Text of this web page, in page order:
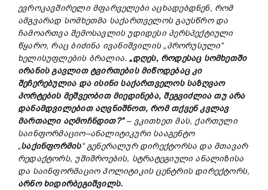
ევროკავშირელი მფარველები აცხადებდნენ, რომ
ამგვარად სომხეთმა საქართველოს გაუსწრო და
ჩამოართვა შემოსავლის უდიდესი პერსპექტიული
წყარო, რაც ბიძინა ივანიშვილის „პრორუსული“
ხელისუფლების ბრალია. „დღეს, როდესაც სომხეთში
ირანის გავლით ტვირთების მიწოდებაც კი
შეჩერებულია და ისინი საქართველოს საზღვაო
პორტების მეშვეობით მიედინება, შეგვიძლია თუ არა
დანამდვილებით აღვნიშნოთ, რომ თქვენ კვლავ
მართალი აღმოჩნდით?“ – ვკითხეთ მას,ქართული
საინფორმაციო–ანალიტიკური სააგენტო
„საქინფორმის“გენერალურ დირექტორსა და მთავარ
რედაქტორს,უშიშროების, სტრატეგიული ანალიზისა
და საინფორმაციო პოლიტიკის ცენტრის დირექტორს,
არნო ხიდირბეგიშვილს.